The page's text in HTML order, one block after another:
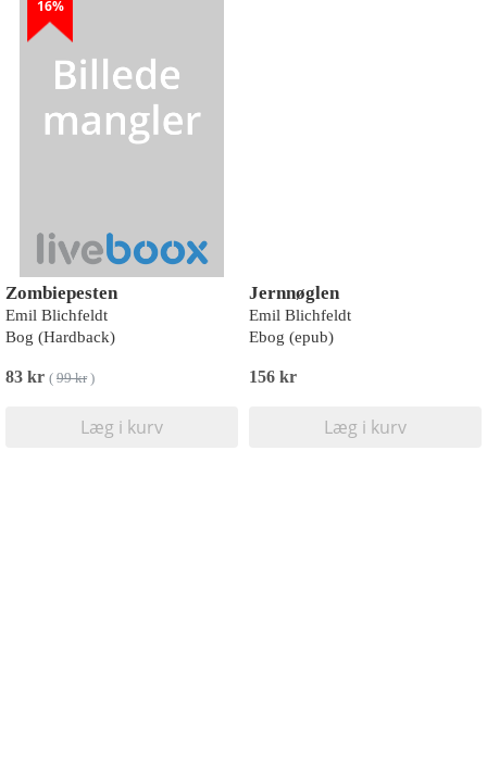
16%
Zombiepesten
Emil Blichfeldt
Bog (Hardback)
83 kr ( 99 kr)
Læg i kurv
Jernnøglen
Emil Blichfeldt
Ebog (epub)
156 kr
Læg i kurv